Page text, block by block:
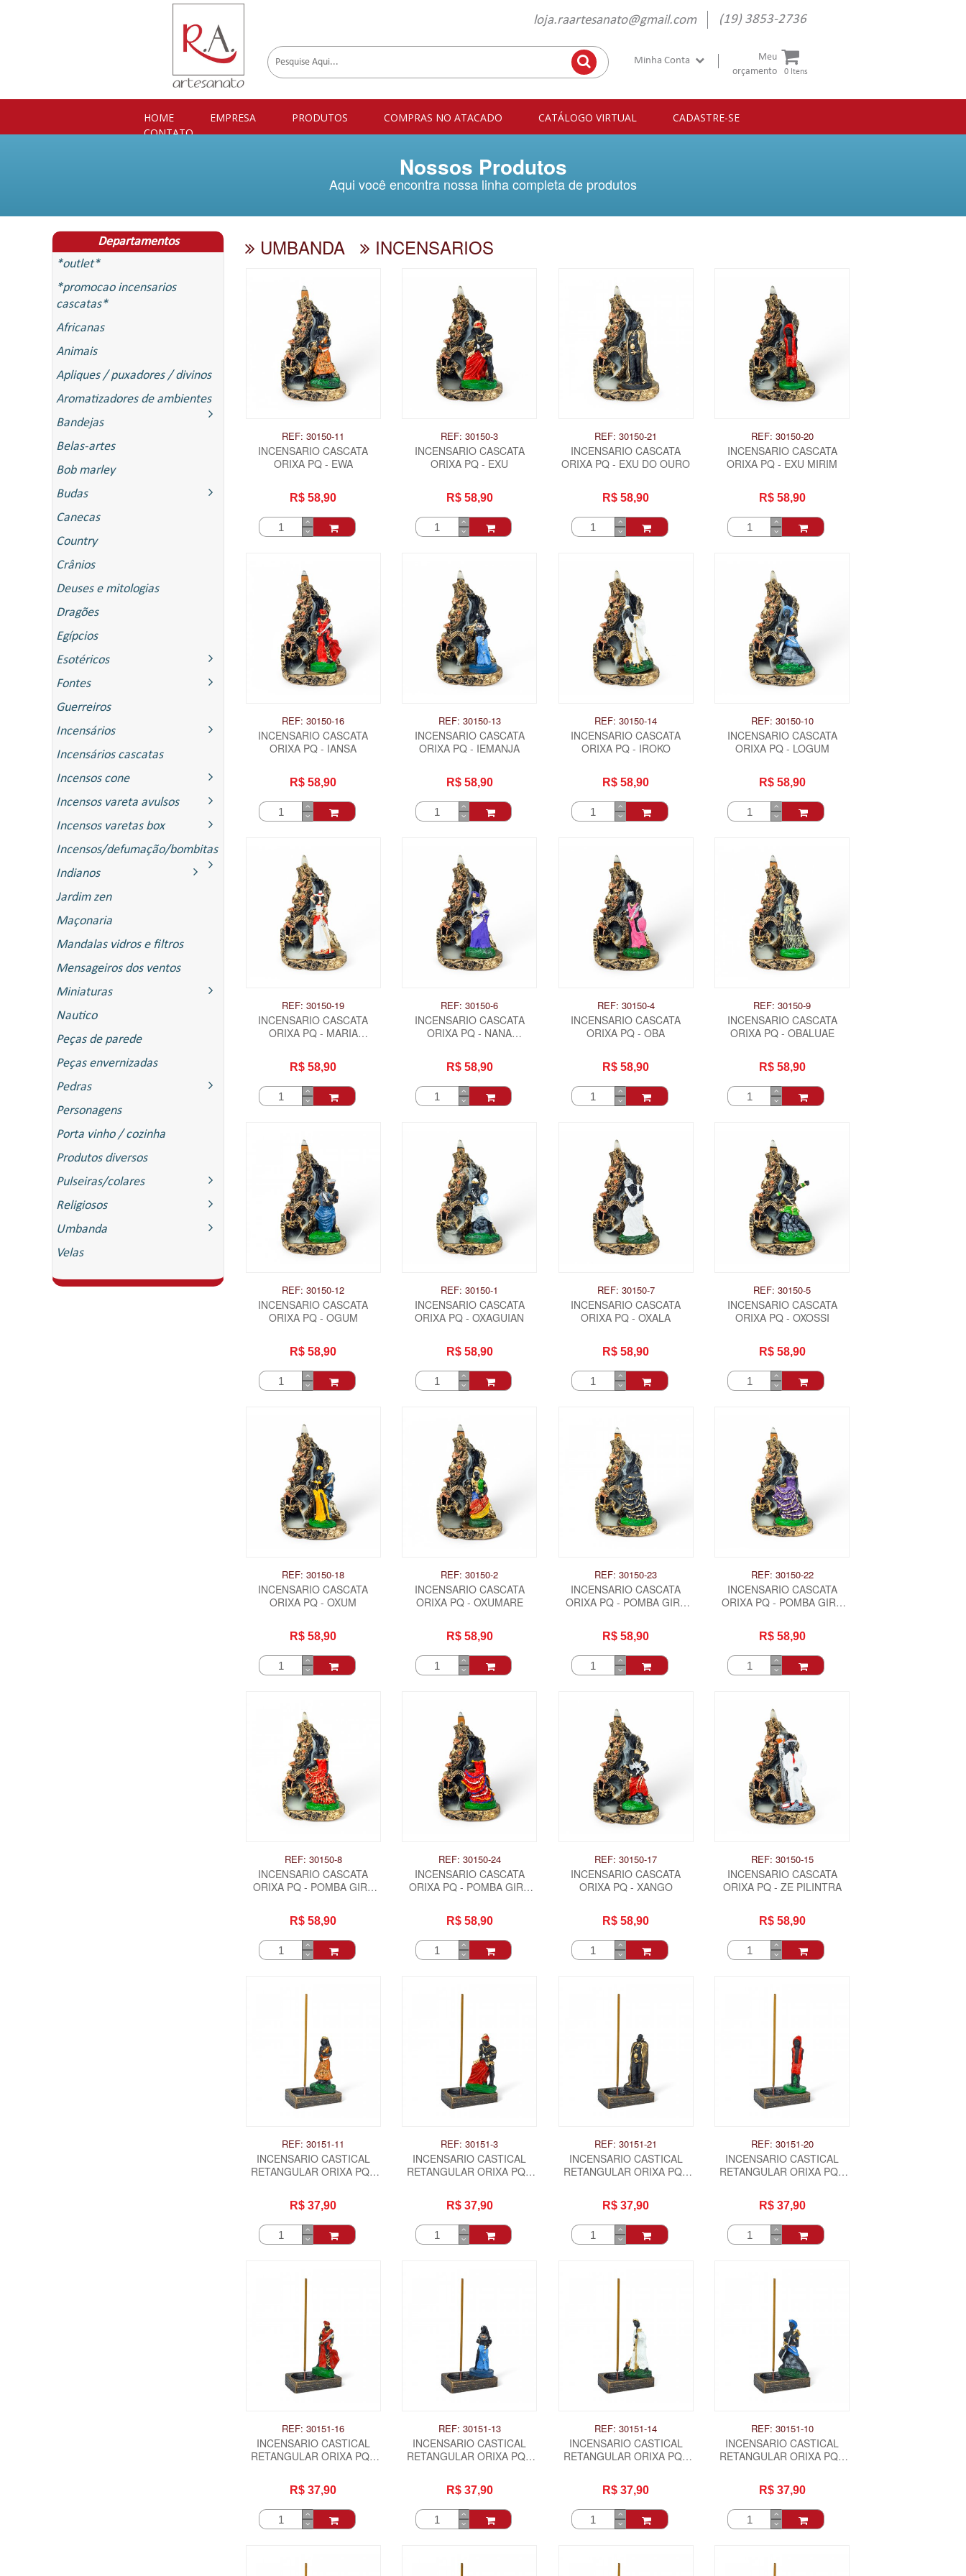
loja.raartesanato@gmail.com (19) 3853-2736
Meu
orçamento
0 Itens
Minha Conta
HOME EMPRESA PRODUTOS COMPRAS NO ATACADO CATÁLOGO VIRTUAL
CADASTRE-SE
CONTATO
Nossos Produtos
Aqui você encontra nossa linha completa de produtos
Departamentos
*outlet*
*promocao incensarios
cascatas*
Africanas
Animais
Apliques / puxadores / divinos
Aromatizadores de ambientes
Bandejas
Belas-artes
Bob marley
Budas
Canecas
Country
Crânios
Deuses e mitologias
Dragões
Egípcios
Esotéricos
Fontes
Guerreiros
Incensários
Incensários cascatas
Incensos cone
Incensos vareta avulsos
Incensos varetas box
Incensos/defumação/bombitas
Indianos
Jardim zen
Maçonaria
Mandalas vidros e filtros
Mensageiros dos ventos
Miniaturas
Nautico
Peças de parede
Peças envernizadas
Pedras
Personagens
Porta vinho / cozinha
Produtos diversos
Pulseiras/colares
Religiosos
Umbanda
Velas
UMBANDA INCENSARIOS
REF: 30150-11
INCENSARIO CASCATA
ORIXA PQ - EWA
R$ 58,90
REF: 30150-3
INCENSARIO CASCATA
ORIXA PQ - EXU
R$ 58,90
REF: 30150-21
INCENSARIO CASCATA
ORIXA PQ - EXU DO OURO
R$ 58,90
REF: 30150-20
INCENSARIO CASCATA
ORIXA PQ - EXU MIRIM
R$ 58,90
REF: 30150-16
INCENSARIO CASCATA
ORIXA PQ - IANSA
R$ 58,90
REF: 30150-13
INCENSARIO CASCATA
ORIXA PQ - IEMANJA
R$ 58,90
REF: 30150-14
INCENSARIO CASCATA
ORIXA PQ - IROKO
R$ 58,90
REF: 30150-10
INCENSARIO CASCATA
ORIXA PQ - LOGUM
R$ 58,90
REF: 30150-19
INCENSARIO CASCATA
ORIXA PQ - MARIA
R$ 58,90
REF: 30150-6
INCENSARIO CASCATA
ORIXA PQ - NANA
R$ 58,90
REF: 30150-4
INCENSARIO CASCATA
ORIXA PQ - OBA
R$ 58,90
REF: 30150-9
INCENSARIO CASCATA
ORIXA PQ - OBALUAE
R$ 58,90
REF: 30150-12
INCENSARIO CASCATA
ORIXA PQ - OGUM
R$ 58,90
REF: 30150-1
INCENSARIO CASCATA
ORIXA PQ - OXAGUIAN
R$ 58,90
REF: 30150-7
INCENSARIO CASCATA
ORIXA PQ - OXALA
R$ 58,90
REF: 30150-5
INCENSARIO CASCATA
ORIXA PQ - OXOSSI
R$ 58,90
REF: 30150-18
INCENSARIO CASCATA
ORIXA PQ - OXUM
R$ 58,90
REF: 30150-2
INCENSARIO CASCATA
ORIXA PQ - OXUMARE
R$ 58,90
REF: 30150-23
INCENSARIO CASCATA
ORIXA PQ - POMBA GIRA
R$ 58,90
REF: 30150-22
INCENSARIO CASCATA
ORIXA PQ - POMBA GIRA
R$ 58,90
REF: 30150-8
INCENSARIO CASCATA
ORIXA PQ - POMBA GIRA
R$ 58,90
REF: 30150-24
INCENSARIO CASCATA
ORIXA PQ - POMBA GIRA
R$ 58,90
REF: 30150-17
INCENSARIO CASCATA
ORIXA PQ - XANGO
R$ 58,90
REF: 30150-15
INCENSARIO CASCATA
ORIXA PQ - ZE PILINTRA
R$ 58,90
REF: 30151-11
INCENSARIO CASTICAL
RETANGULAR ORIXA PQ -
R$ 37,90
REF: 30151-3
INCENSARIO CASTICAL
RETANGULAR ORIXA PQ -
R$ 37,90
REF: 30151-21
INCENSARIO CASTICAL
RETANGULAR ORIXA PQ -
R$ 37,90
REF: 30151-20
INCENSARIO CASTICAL
RETANGULAR ORIXA PQ -
R$ 37,90
REF: 30151-16
INCENSARIO CASTICAL
RETANGULAR ORIXA PQ -
R$ 37,90
REF: 30151-13
INCENSARIO CASTICAL
RETANGULAR ORIXA PQ -
R$ 37,90
REF: 30151-14
INCENSARIO CASTICAL
RETANGULAR ORIXA PQ -
R$ 37,90
REF: 30151-10
INCENSARIO CASTICAL
RETANGULAR ORIXA PQ -
R$ 37,90